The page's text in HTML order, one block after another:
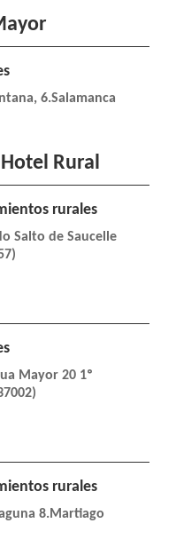
6.Salamanca
Rural
rurales
Salto de Saucelle
Mayor 20 1º
rurales
8.Martiago